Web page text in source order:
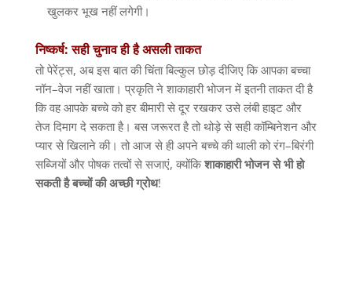
खुलकर भूख नहीं लगेगी।
निष्कर्ष:सहीचुनावहीहैअसलीताकत
तो पेरेंट्स, अब इस बात की चिंता बिल्कुल छोड़ दीजिए कि आपका बच्चा
नॉन–वेज नहीं खाता। प्रकृति ने शाकाहारी भोजन में इतनी ताकत दी है
कि वह आपके बच्चे को हर बीमारी से दूर रखकर उसे लंबी हाइट और
तेज दिमाग दे सकता है। बस जरूरत है तो थोड़े से सही कॉम्बिनेशन और
प्यार से खिलाने की। तो आज से ही अपने बच्चे की थाली को रंग–बिरंगी
सब्जियों और पोषक तत्वों से सजाएं, क्योंकिशाकाहारी भोजन से भी हो
सकती है बच्चों की अच्छी ग्रोथ!